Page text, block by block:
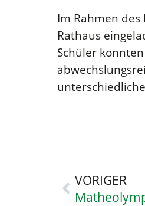
Im Rahmen
Rathaus
Schüler
VORIGER